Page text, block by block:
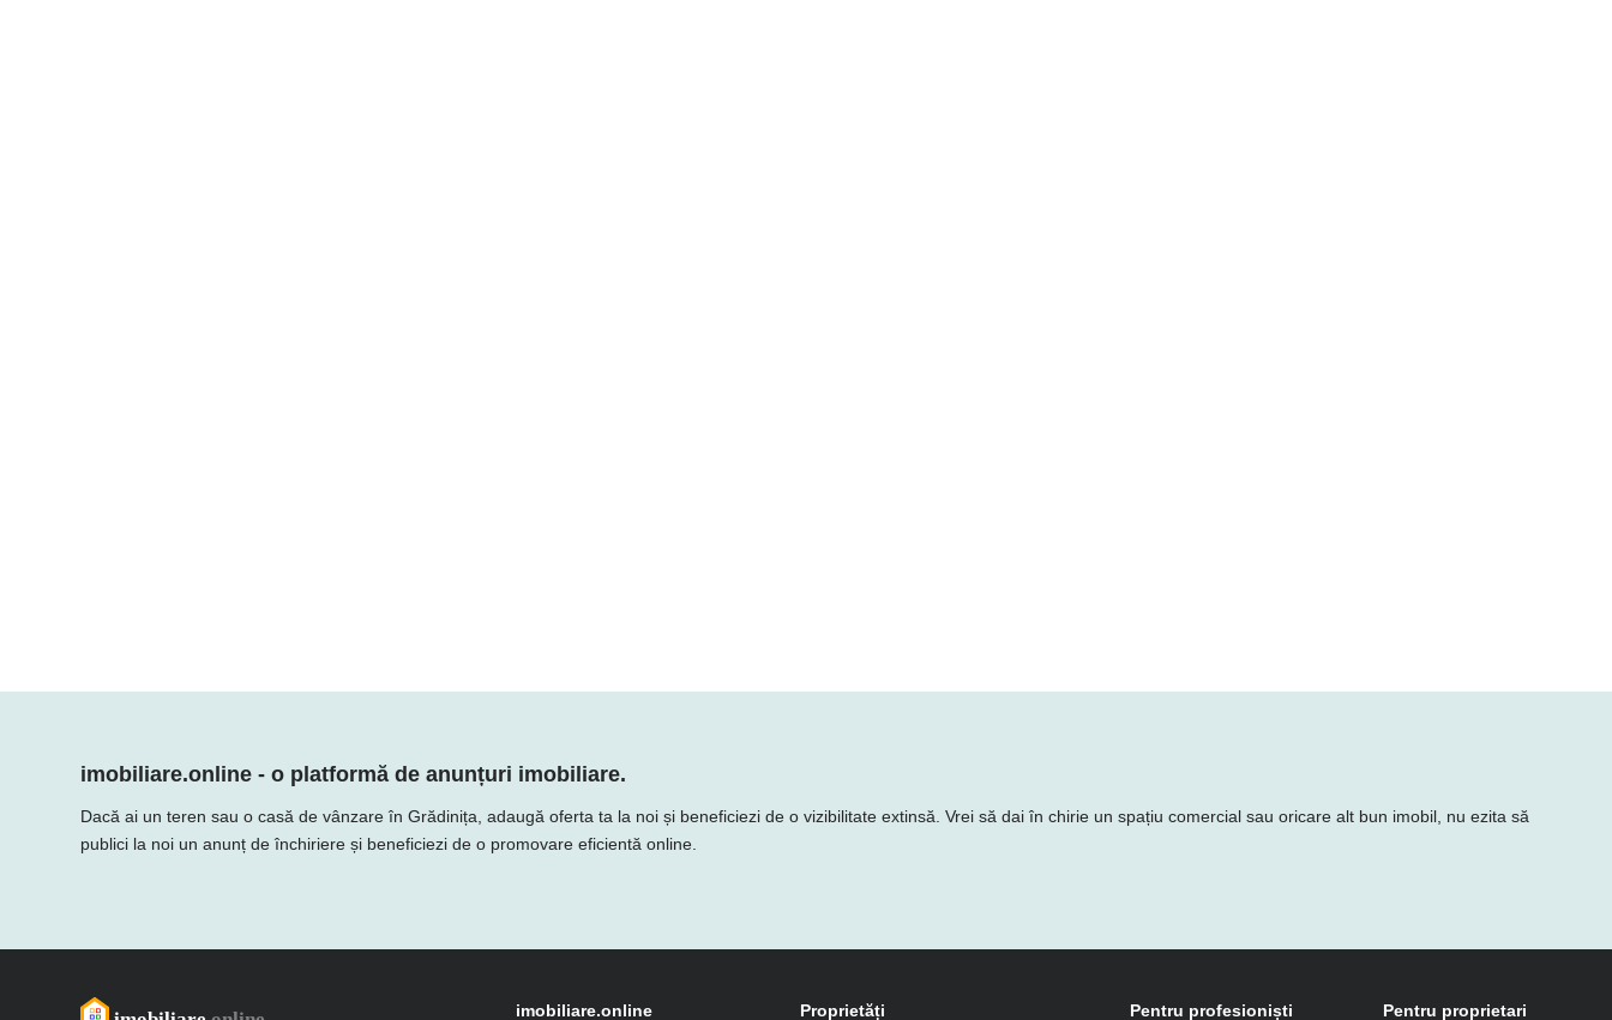
imobiliare.online - o platformă de anunțuri imobiliare.
Dacă ai un teren sau o casă de vânzare în Grădinița, adaugă oferta ta la noi și beneficiezi de o vizibilitate extinsă. Vrei să dai în chirie un spațiu comercial sau oricare alt bun imobil, nu ezita să
publici la noi un anunț de închiriere și beneficiezi de o promovare eficientă online.
imobiliare.online Proprietăți Pentru profesioniști Pentru proprietari